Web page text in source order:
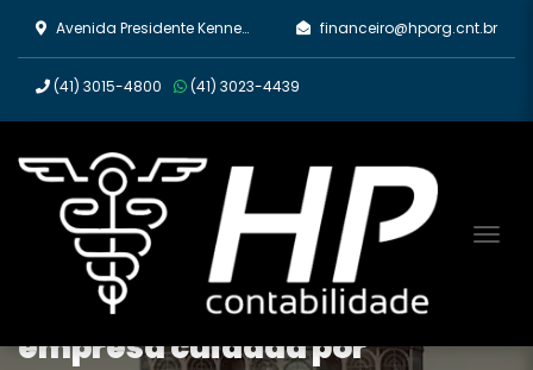
Avenida Presidente Kennedy, 2670 - Rebouças, Curitiba/PR financeiro@hporg.cnt.br
(41) 3015-4800 (41) 3023-4439
Tenha a contabilidade da sua
empresa cuidada por